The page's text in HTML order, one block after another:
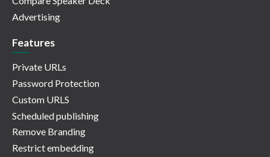
Advertising
Features
Private URLs
Password Protection
Custom URLS
Scheduled publishing
Remove Branding
Restrict embedding